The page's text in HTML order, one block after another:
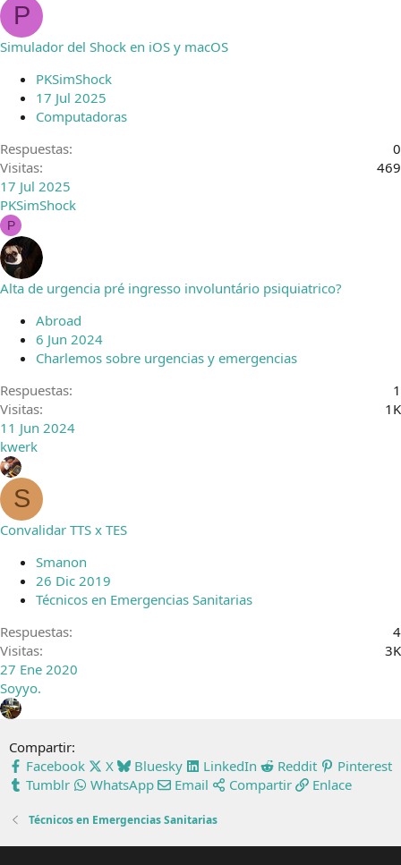
P
Simulador del Shock en iOS y macOS
PKSimShock
17 Jul 2025
Computadoras
Respuestas
0
Visitas
469
17 Jul 2025
PKSimShock
P
Alta de urgencia pré ingresso involuntário psiquiatrico?
Abroad
6 Jun 2024
Charlemos sobre urgencias y emergencias
Respuestas
1
Visitas
1K
11 Jun 2024
kwerk
S
Convalidar TTS x TES
Smanon
26 Dic 2019
Técnicos en Emergencias Sanitarias
Respuestas
4
Visitas
3K
27 Ene 2020
Soyyo.
Compartir:
Facebook
X Bluesky LinkedIn Reddit
Pinterest
Tumblr
WhatsApp Email Compartir Enlace
Técnicos en Emergencias Sanitarias